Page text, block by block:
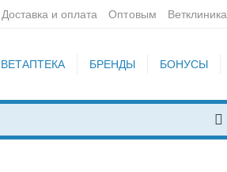
Доставка и оплата Оптовым Ветклиника
ВЕТАПТЕКА БРЕНДЫ БОНУСЫ